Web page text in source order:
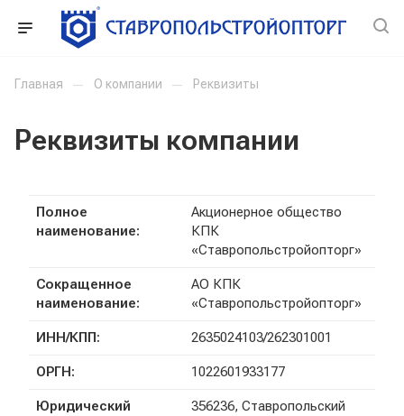
Главная — О компании — Реквизиты
Реквизиты компании
Полное
наименование:
Акционерное общество
КПК
«Ставропольстройопторг»
Сокращенное
наименование:
АО КПК
«Ставропольстройопторг»
ИНН/КПП: 2635024103/262301001
ОРГН: 1022601933177
Юридический
356236, Ставропольский